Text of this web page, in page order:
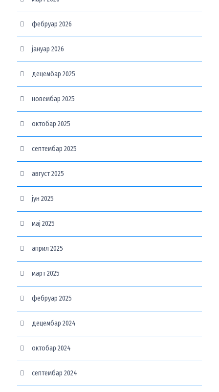
фебруар 2026
јануар 2026
децембар 2025
новембар 2025
октобар 2025
септембар 2025
август 2025
јун 2025
мај 2025
април 2025
март 2025
фебруар 2025
децембар 2024
октобар 2024
септембар 2024